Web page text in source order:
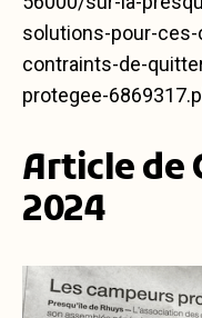
solutions-pour-
contraints-de-
protegee-
Article de
2024